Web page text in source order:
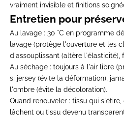
vraiment invisible et finitions
Entretien pour
Au lavage : 30 °C en programme
lavage (protège l'ouverture et les
d'assouplissant (altère l'élasticité),
Au séchage : toujours à l'air libre
si jersey (évite la déformation),
l'ombre (évite la décoloration).
Quand renouveler : tissu qui
lâchent ou tissu devenu